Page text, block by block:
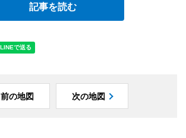
記事を読む
前の地図 次の地図